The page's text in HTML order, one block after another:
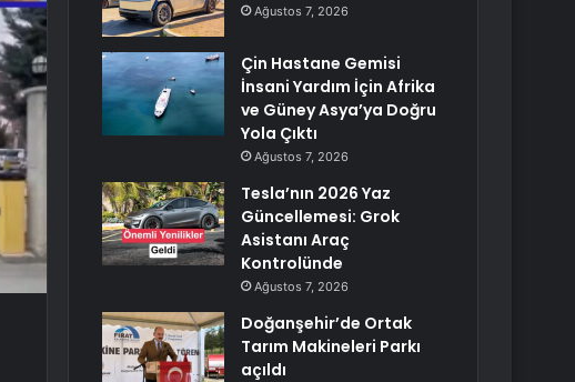
Ağustos 7, 2026
Çin Hastane Gemisi
İnsani Yardım İçin Afrika
ve Güney Asya’ya Doğru
Yola Çıktı
Ağustos 7, 2026
Tesla’nın 2026 Yaz
Güncellemesi: Grok
Asistanı Araç
Kontrolünde
Ağustos 7, 2026
Doğanşehir’de Ortak
Tarım Makineleri Parkı
açıldı